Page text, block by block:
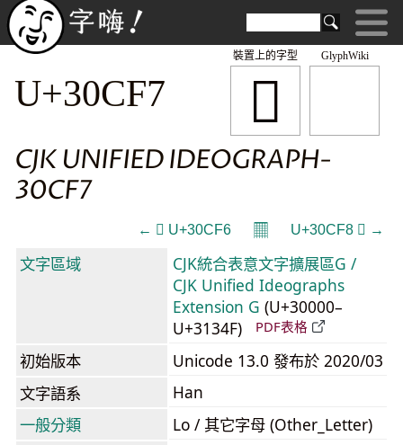
GlyphWiki
𰳷
裝置上的字型
U+30CF7
CJK UNIFIED IDEOGRAPH-
30CF7
← 𰳶 U+30CF6 𝄜 U+30CF8 𰳸 →
文字區域
CJK統合表意文字擴展區G /
CJK Unified Ideographs
Extension G (U+30000–
U+3134F)
PDF表格
初始版本
Unicode 13.0 發布於 2020/03
文字語系
Han
一般分類
Lo / 其它字母 (Other_Letter)